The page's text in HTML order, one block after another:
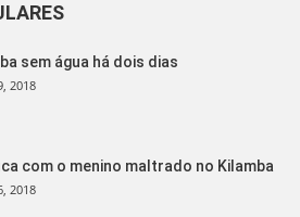
sem água há dois dias
2018
com o menino maltrado no Kilamba
2018